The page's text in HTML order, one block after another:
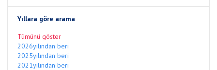
Yıllara göre arama
Tümünü göster
2026yılından beri
2025yılından beri
2021yılından beri